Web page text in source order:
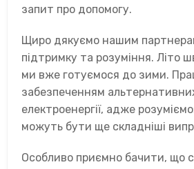
запит про допомогу.
Щиро дякуємо нашим
підтримку та розуміння. Літо
ми вже готуємося до зими.
забезпеченням
електроенергії, адже
можуть бути ще складніші
Особливо приємно бачити, що